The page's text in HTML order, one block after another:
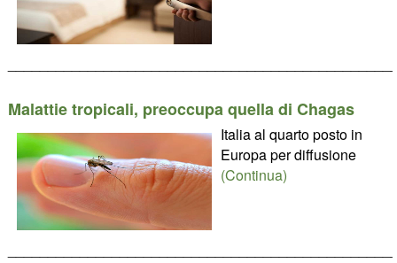
Malattie tropicali, preoccupa quella di Chagas
Italia al quarto posto in
Europa per diffusione
(Continua)